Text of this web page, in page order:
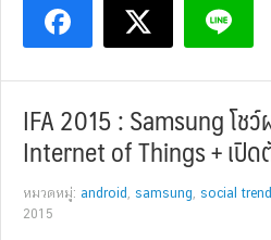
IFA 2015 : Samsung โ
Internet of Things + เปิ
หมวดหมู่: android , samsung, social trend
2015